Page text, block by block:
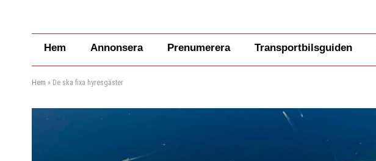
Hem Annonsera Prenumerera Transportbilsguiden
Hem » De ska fixa hyresgäster